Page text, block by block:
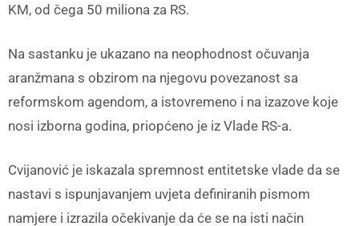
KM, od čega 50 miliona za RS.
Na sastanku je ukazano na neophodnost očuvanja
aranžmana s obzirom na njegovu povezanost sa
reformskom agendom, a istovremeno i na izazove koje
nosi izborna godina, priopćeno je iz Vlade RS-a.
Cvijanović je iskazala spremnost entitetske vlade da se
nastavi s ispunjavanjem uvjeta definiranih pismom
namjere i izrazila očekivanje da će se na isti način